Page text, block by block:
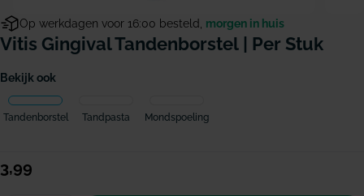
Op werkdagen voor 16:00 besteld, morgen in huis
Vitis Gingival Tandenborstel | Per Stuk
Bekijk ook
Tandenborstel Tandpasta Mondspoeling
Normale
3,99